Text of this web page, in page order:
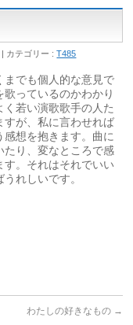
カテゴリー :T485
までも個人的な意見で
っているのかわかり
く若い演歌歌手の人た
すが、私に言わせれば
想を抱きます。曲に
たり、変なところで感
。それはそれでいい
れしいです。
わたしの好きなもの →